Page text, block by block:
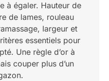
à égaler. Hauteur de
de lames, rouleau
largeur et
essentiels pour
Une règle d’or à
couper plus d’un